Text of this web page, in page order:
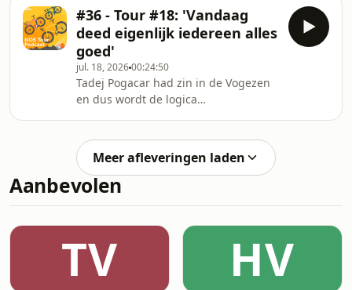
wegvallen van Jonas Vingegaard en
wat
van Pogacar? Andries en Stef praten
na over deze turbulente etappe,
waarin Remco Evenepoel op het
Plateau de Solaison zijn gram haalde.
#36 - Tour #18: 'Vandaag
deed eigenlijk iedereen alles
goed'
jul. 18, 202600:24:50
Tadej Pogacar had zin in de Vogezen
en dus wordt de logica
het geel. Andries en Stef praten na
over een etappe waarin vooral
duidelijk werd dat de strijd voor plek
twee helemaal open ligt. Ook bellen
bange en natte momenten
doormaakte op de motor.
Meer afleveringen laden
Aanbevolen
TV HV